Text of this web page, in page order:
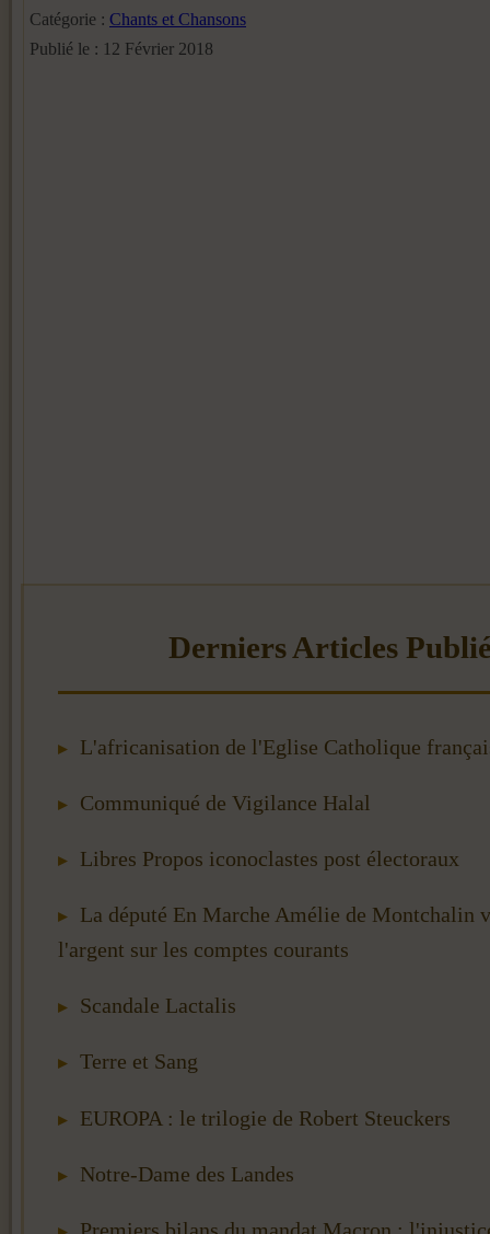
Catégorie : Chants et Chansons
Publié le : 12 Février 2018
L'africanisation de l'Eglise Catholique
Communiqué de Vigilance Halal
Libres Propos iconoclastes post électoraux
La député En Marche Amélie de Montchalin
l'argent sur les comptes courants
Scandale Lactalis
Terre et Sang
EUROPA : le trilogie de Robert Steuckers
Notre-Dame des Landes